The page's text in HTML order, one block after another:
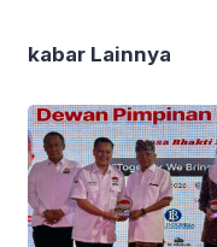
kabar Lainnya